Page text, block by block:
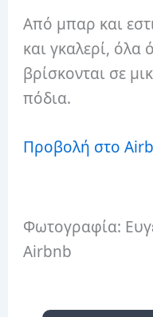
Από μπαρ και
και γκαλερί, όλα
βρίσκονται σε
πόδια.
Προβολή στο
Φωτογραφία:
Airbnb